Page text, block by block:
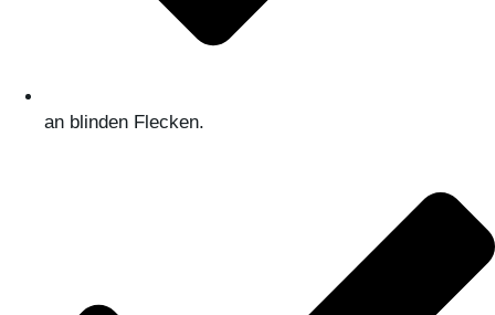
an blinden Flecken.